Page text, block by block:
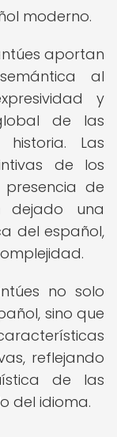
moderno.
aportan
al
y
de las
Las
de los
de
dejado una
del español,
no solo
sino que
reflejando
de las
del idioma.